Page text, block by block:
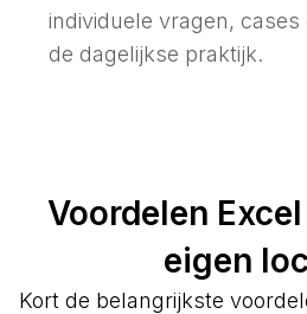
individuele vragen,
de dagelijkse praktijk.
Voordelen
eigen
Kort de belangrijkste